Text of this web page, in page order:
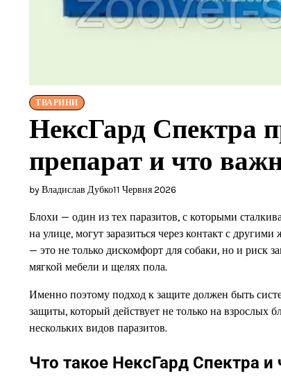
ТВАРИНИ
НексГард Спектра
препарат и что
by Владислав Дубко11 Червня 2026
Блохи — один из тех паразитов, с которыми
на улице, могут заразиться через контакт с
— это не только дискомфорт для собаки, но и риск
мягкой мебели и щелях пола.
Именно поэтому подход к защите должен быть
защиты, который действует не только на взрослых
нескольких видов паразитов.
Что такое НексГард Спектра и